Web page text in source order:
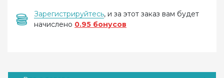
Зарегистрируйтесь, и за этот заказ вам будет
начислено 0.95 бонусов